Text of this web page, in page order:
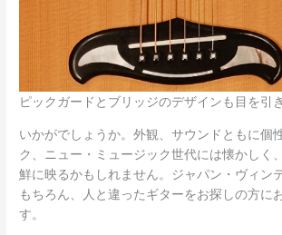
ピックガードとブリッジのデザインも目を引
いかがでしょうか。外観、サウンドともに個
ク、ニュー・ミュージック世代には懐かしく
鮮に映るかもしれません。ジャパン・ヴィン
もちろん、人と違ったギターをお探しの方に
す。